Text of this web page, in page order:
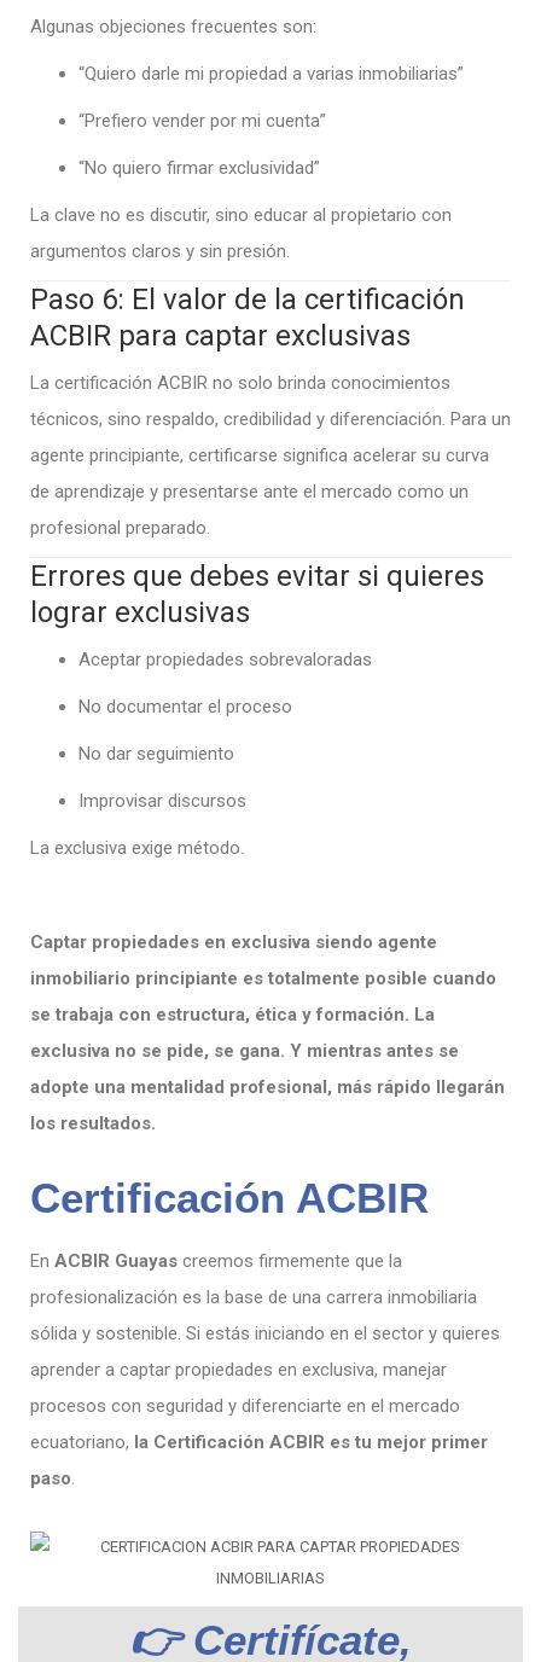
Algunas objeciones frecuentes son:
“Quiero darle mi propiedad a varias inmobiliarias”
“Prefiero vender por mi cuenta”
“No quiero firmar exclusividad”
La clave no es discutir, sino educar al propietario con
argumentos claros y sin presión.
Paso 6: El valor de la certificación
ACBIR para captar exclusivas
La certificación ACBIR no solo brinda conocimientos
técnicos, sino respaldo, credibilidad y diferenciación. Para un
agente principiante, certificarse significa acelerar su curva
de aprendizaje y presentarse ante el mercado como un
profesional preparado.
Errores que debes evitar si quieres
lograr exclusivas
Aceptar propiedades sobrevaloradas
No documentar el proceso
No dar seguimiento
Improvisar discursos
La exclusiva exige método.
Captar propiedades en exclusiva siendo agente
inmobiliario principiante es totalmente posible cuando
se trabaja con estructura, ética y formación. La
exclusiva no se pide, se gana. Y mientras antes se
adopte una mentalidad profesional, más rápido llegarán
los resultados.
Certificación ACBIR
En ACBIR Guayas creemos firmemente que la
profesionalización es la base de una carrera inmobiliaria
sólida y sostenible. Si estás iniciando en el sector y quieres
aprender a captar propiedades en exclusiva, manejar
procesos con seguridad y diferenciarte en el mercado
ecuatoriano, la Certificación ACBIR es tu mejor primer
paso.
👉 Certifícate,